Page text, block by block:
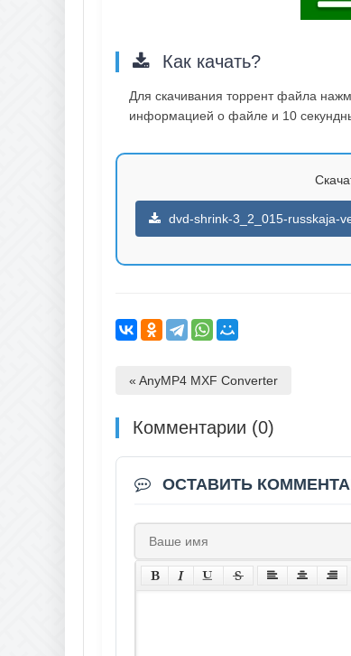
Как качать?
Для скачивания торрент файла
информацией о файле и 10
dvd-shrink-3_2_015-russkaja-
« AnyMP4 MXF Converter
Комментарии (0)
ОСТАВИТЬ